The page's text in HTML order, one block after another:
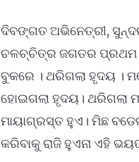
ଦିବଙ୍ଗତ ଅଭିନେତ୍ରୀ,
ଚଳଚ୍ଚିତ୍ର ଜଗତର ପ୍ରଥମ
ବୁକରେ । ଥରିଗଲା ହୃଦୟ ।
ହୋଇଗଲା ହୃଦୟ। ଥରିଗଲା
ମାୟାଗ୍ରସ୍ତ ହୁଏ। ମିଛ
କରିବାକୁ ରାଜି ହୁଏନା ଏହି